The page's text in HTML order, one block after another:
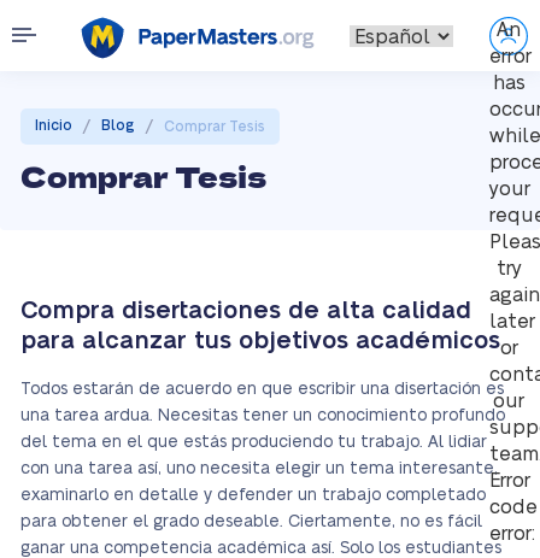
An
error
has
while
your
try
again
later
or
our
Error
code
error:
Inicio / Blog / Comprar Tesis
Comprar Tesis
Compra disertaciones de alta calidad
para alcanzar tus objetivos académicos
Todos estarán de acuerdo en que escribir una disertación es
una tarea ardua. Necesitas tener un conocimiento profundo
del tema en el que estás produciendo tu trabajo. Al lidiar
con una tarea así, uno necesita elegir un tema interesante,
examinarlo en detalle y defender un trabajo completado
para obtener el grado deseable. Ciertamente, no es fácil
ganar una competencia académica así. Solo los estudiantes